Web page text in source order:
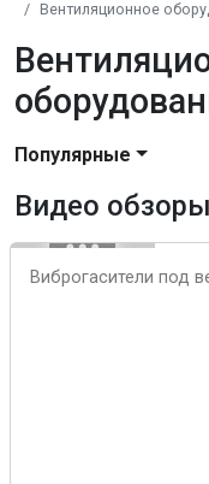
Вентиляционное
Популярные
Видео обзоры
Виброгасители под